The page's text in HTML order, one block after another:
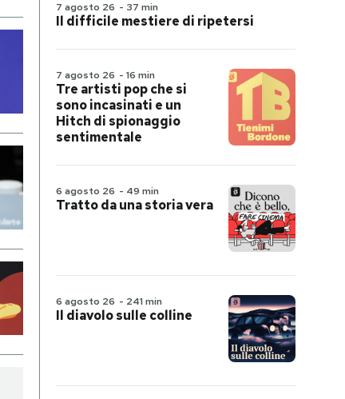
7 agosto 26 - 37 min
Il difficile mestiere di ripetersi
7 agosto 26 - 16 min
Tre artisti pop che si
sono incasinati e un
Hitch di spionaggio
sentimentale
6 agosto 26 - 49 min
Tratto da una storia vera
6 agosto 26 - 241 min
Il diavolo sulle colline